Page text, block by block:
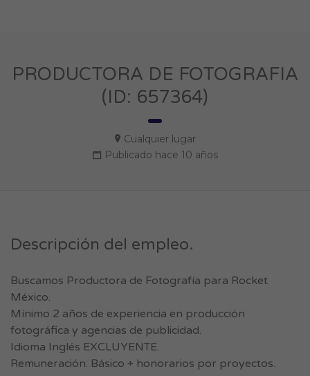
PRODUCTORA DE FOTOGRAFIA
(ID: 657364)
Cualquier lugar
Publicado hace 10 años
Descripción del empleo.
Buscamos Productora de Fotografía para Rocket
México.
Mínimo 2 años de experiencia en producción
fotográfica y agencias de publicidad.
Idioma Inglés EXCLUYENTE.
Remuneración: Básico + honorarios por proyectos.